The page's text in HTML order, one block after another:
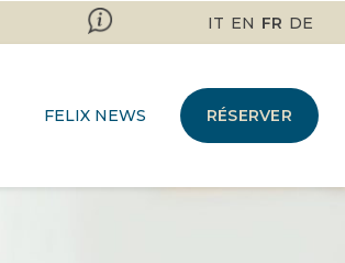
IT EN FR DE
FELIX NEWS RÉSERVER